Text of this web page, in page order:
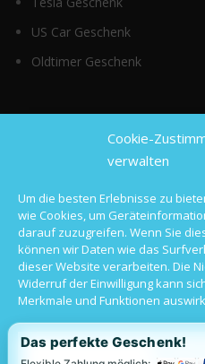
Cookie-
verwalten
Um die besten Erlebnisse zu
wie Cookies, um
darauf zuzugreifen. Wenn Sie
können wir Daten wie das
dieser Website verarbeiten. Die
Widerruf der Einwilligung kann
Merkmale und Funktionen
Alle
US Car Geschenk
Oldtimer Geschenk
Top Kategorien
Sportwagen mieten
Luxusauto mieten
Hochzeitsauto mieten
Oldtimer mieten
Das perfekte Geschenk!